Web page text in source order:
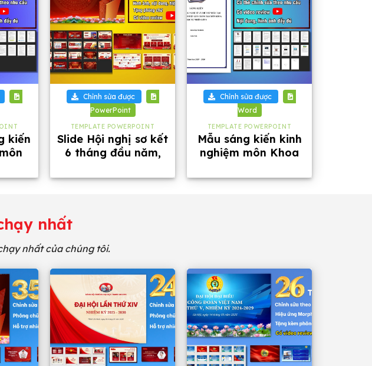
kiến
+
Chỉnh sửa được
PowerPoint
TEMPLATE POWERPOINT
Slide Hội nghị sơ kết
6 tháng đầu năm,
+
Chỉnh sửa được
Word
TEMPLATE POWERPOINT
Mẫu sáng kiến kinh
nghiệm môn Khoa
năm 2026
nhất
nhất của chúng tôi.